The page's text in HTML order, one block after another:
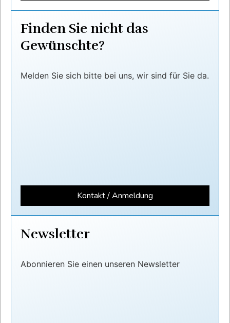
Finden Sie nicht das
Gewünschte?
Melden Sie sich bitte bei uns, wir sind für Sie da.
Kontakt / Anmeldung
Newsletter
Abonnieren Sie einen unseren Newsletter